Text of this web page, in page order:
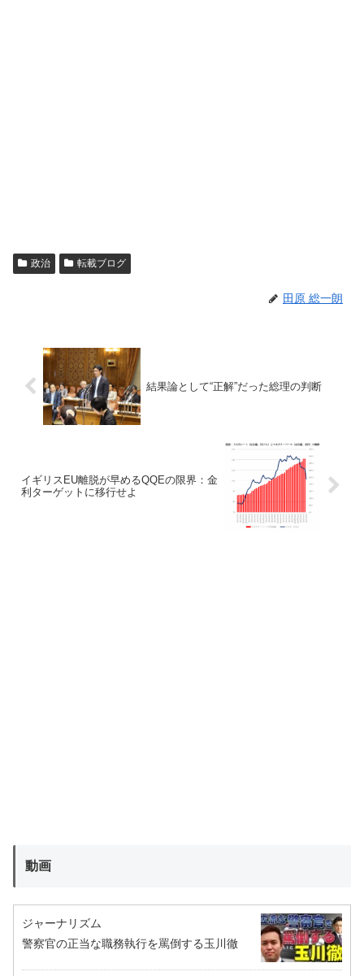
政治 転載ブログ
田原 総一朗
結果論として“正解”だった総理の判断
イギリスEU離脱が早めるQQEの限界：金
利ターゲットに移行せよ
動画
ジャーナリズム
警察官の正当な職務執行を罵倒する玉川徹